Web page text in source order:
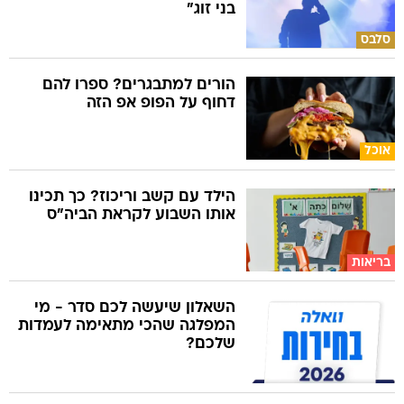
סלבס
בני זוג"
אוכל
הורים למתבגרים? ספרו להם
דחוף על הפופ אפ הזה
בריאות
הילד עם קשב וריכוז? כך תכינו
אותו השבוע לקראת הביה"ס
השאלון שיעשה לכם סדר - מי
המפלגה שהכי מתאימה לעמדות
שלכם?